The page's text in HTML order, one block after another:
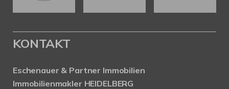
KONTAKT
Eschenauer & Partner Immobilien
Immobilienmakler HEIDELBERG